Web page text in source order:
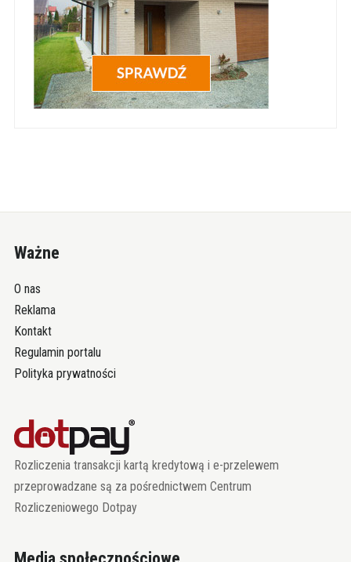
Ważne
O nas
Reklama
Kontakt
Regulamin portalu
Polityka prywatności
Rozliczenia transakcji kartą kredytową i e-przelewem
przeprowadzane są za pośrednictwem Centrum
Rozliczeniowego Dotpay